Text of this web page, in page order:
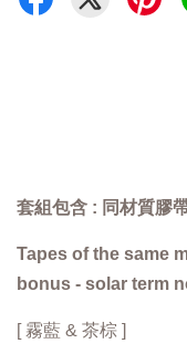
套組包含 : 同材質膠
Tapes of the same
bonus - solar term
[ 霧藍 & 茶棕 ]